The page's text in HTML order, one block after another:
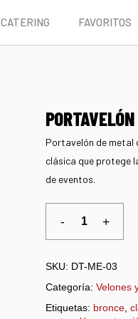
CATERING FAVORITOS
Portavelón de metal
clásica que protege
de eventos.
SKU: DT-ME-03
Categoría: Velones
Etiquetas: bronce,